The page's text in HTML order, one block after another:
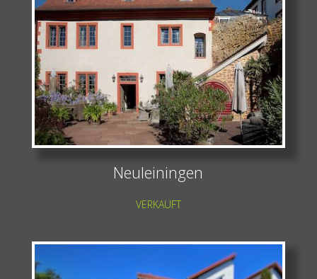
Neuleiningen
VERKAUFT